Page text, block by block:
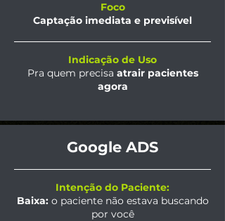
Foco
Captação imediata e previsível
Indicação de Uso
Pra quem precisa atrair pacientes
agora
Google ADS
Intenção do Paciente:
Baixa: o paciente não estava buscando
por você